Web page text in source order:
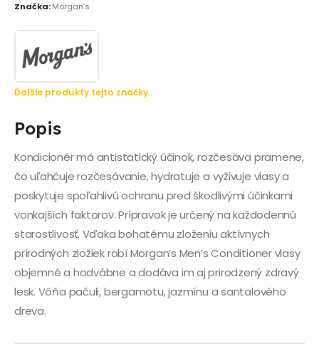
Značka:Morgan’s
Ďalšie produkty tejto značky
Popis
Kondicionér má antistatický účinok, rozčesáva pramene,
čo uľahčuje rozčesávanie, hydratuje a vyživuje vlasy a
poskytuje spoľahlivú ochranu pred škodlivými účinkami
vonkajších faktorov. Prípravok je určený na každodennú
starostlivosť. Vďaka bohatému zloženiu aktívnych
prírodných zložiek robí Morgan’s Men’s Conditioner vlasy
objemné a hodvábne a dodáva im aj prirodzený zdravý
lesk. Vôňa pačuli, bergamotu, jazmínu a santalového
dreva.